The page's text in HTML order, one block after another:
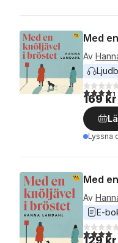
Med
Av
4,3utav
169 kr
Lyssna
Med
Av
E-
4,0utav
129 kr